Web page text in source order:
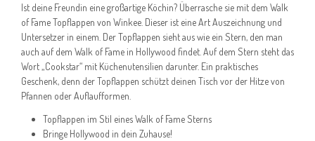
Ist deine Freundin eine großartige Köchin? Überrasche sie mit dem Walk
of Fame Topflappen von Winkee. Dieser ist eine Art Auszeichnung und
Untersetzer in einem. Der Topflappen sieht aus wie ein Stern, den man
auch auf dem Walk of Fame in Hollywood findet. Auf dem Stern steht das
Wort „Cookstar“ mit Küchenutensilien darunter. Ein praktisches
Geschenk, denn der Topflappen schützt deinen Tisch vor der Hitze von
Pfannen oder Auflaufformen.
Topflappen im Stil eines Walk of Fame Sterns
Bringe Hollywood in dein Zuhause!